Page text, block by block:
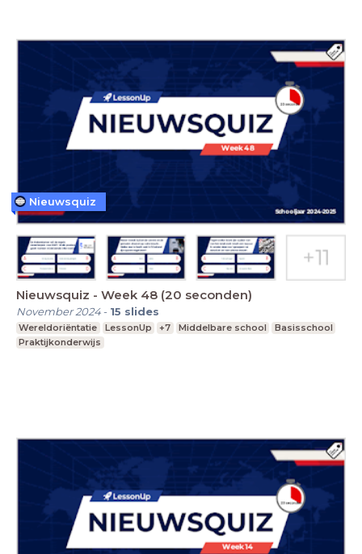
Nieuwsquiz - Week 48 (20 seconden)
November 2024- 15 slides
Wereldoriëntatie LessonUp +7 Middelbare school
Basisschool
Praktijkonderwijs
Nieuwsquiz